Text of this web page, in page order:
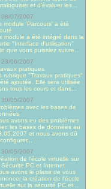
et d'évaluer les...
08/07/2007
module 'Parcours' a été
module a été intégré dans la
"Interface d'utilisation"
que vous puissiez suivre...
23/06/2007
pratiques
rubrique "Travaux pratiques"
ajoutée. Elle sera utilisée
tous les cours et dans...
30/05/2007
avec les bases de
avons eu des problèmes
les bases de données au
et nous avons dû
30/05/2007
de l'école virtuelle sur
Sécurité PC et Internet
avons le plaisir de vous
la création de l'école
sur la sécurité PC et...